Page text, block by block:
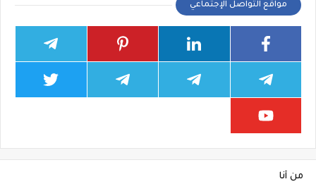
مواقع التواصل الإجتماعي
من أنا